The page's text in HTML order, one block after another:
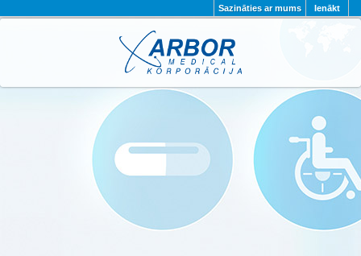
Ienākt
Sazināties ar mums
PAR MUMS PROJEKTI
KONTAKTI
PRIVĀTUMA POLITIKA